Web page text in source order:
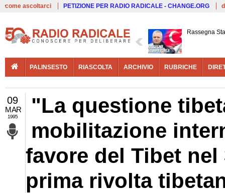
come ascoltarci PETIZIONE PER RADIO RADICALE - CHANGE.ORG
Rassegna
PALINSESTO RIASCOLTA ARCHIVIO RUBRICHE
09
MAR
1995
"La questione
mobilitazione
favore del Tibet nel
prima rivolta